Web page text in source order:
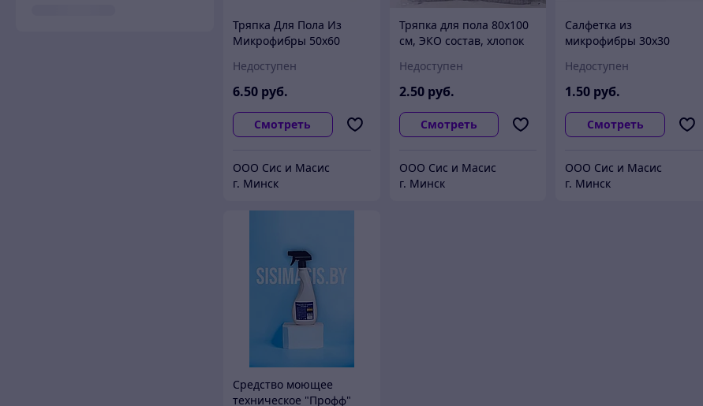
Тряпка Для Пола Из
Микрофибры 50х60
Недоступен
6.50 руб.
Смотреть
ООО Сис и Масис
г. Минск
Тряпка для пола 80х100
см, ЭКО состав, хлопок
Недоступен
2.50 руб.
Смотреть
ООО Сис и Масис
г. Минск
Салфетка из
микрофибры 30х30
Недоступен
1.50 руб.
Смотреть
ООО Сис и Масис
г. Минск
Средство моющее
техническое "Профф"